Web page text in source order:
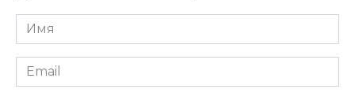
Имя
*
Email
*